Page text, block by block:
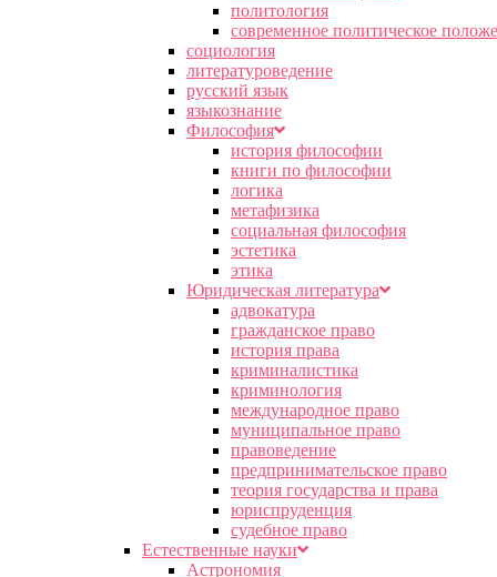
политология
современное политическое
социология
литературоведение
русский язык
языкознание
Философия
история философии
книги по философии
логика
метафизика
социальная философия
эстетика
этика
Юридическая литература
адвокатура
гражданское право
история права
криминалистика
криминология
международное право
муниципальное право
правоведение
предпринимательское право
теория государства и права
юриспруденция
судебное право
Естественные науки
Астрономия